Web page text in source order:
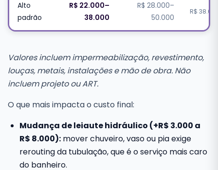
Alto
padrão
R$ 22.000–
38.000
R$ 28.000–
50.000
R$
Valores incluem impermeabilização, revestimento,
louças, metais, instalações e mão de obra. Não
incluem projeto ou ART.
O que mais impacta o custo final:
Mudança de leiaute hidráulico (+R$ 3.000 a
R$ 8.000): mover chuveiro, vaso ou pia exige
rerouting da tubulação, que é o serviço mais caro
do banheiro.